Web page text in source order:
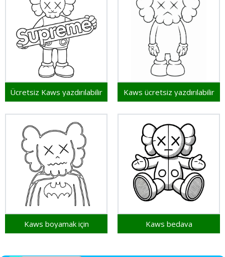
Ücretsiz Kaws yazdırılabilir Kaws ücretsiz yazdırılabilir
Kaws boyamak için Kaws bedava